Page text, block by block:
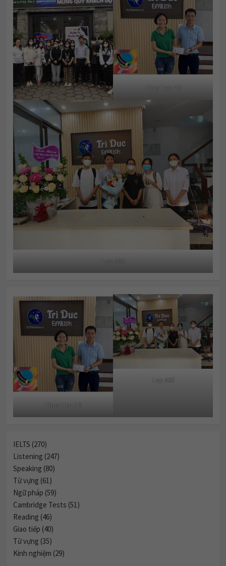
Thuy Tien 7.0
Lop A63
Thuy Tien 7.0
Lop A63
IELTS (270)
Listening (247)
Speaking (80)
Từ vựng (61)
Ngữ pháp (59)
Cambridge Tests (51)
Reading (46)
Giao tiếp (40)
Từ vựng (35)
Kinh nghiệm (29)